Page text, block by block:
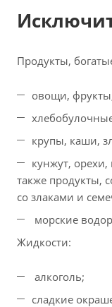
Продукты,
овощи,
крупы, каши,
кунжут,
также продукты,
со злаками и
морские
Жидкости:
алкоголь;
сладкие